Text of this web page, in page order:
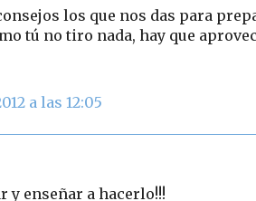
los que nos das para
tú no tiro nada, hay que
a las 12:05
y enseñar a hacerlo!!!